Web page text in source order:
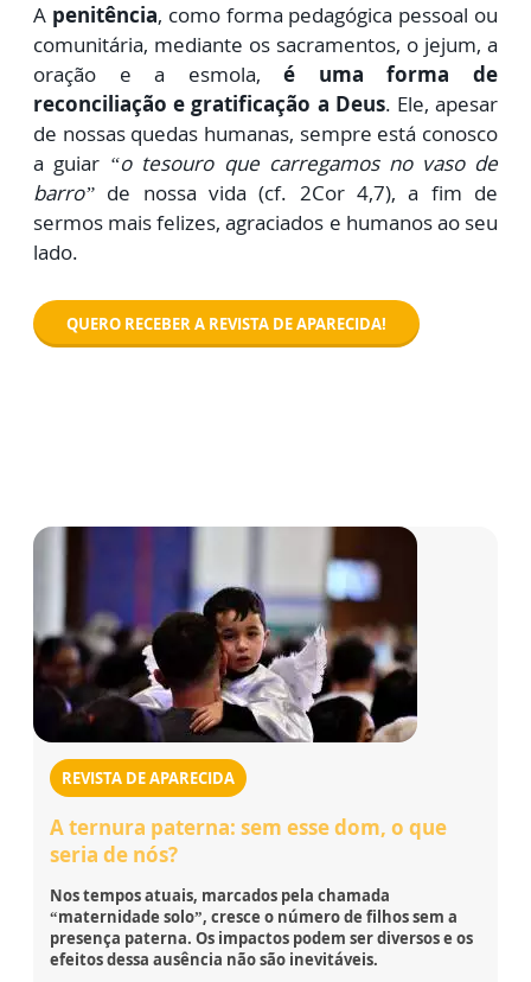
A penitência, como forma pedagógica pessoal ou
comunitária, mediante os sacramentos, o jejum, a
oração e a esmola,é uma forma de
reconciliação e gratificação a Deus. Ele, apesar
de nossas quedas humanas, sempre está conosco
a guiar “o tesouro que carregamos no vaso de
barro” de nossa vida (cf. 2Cor 4,7), a fim de
sermos mais felizes, agraciados e humanos ao seu
lado.
QUERO RECEBER A REVISTA DE APARECIDA!
REVISTA DE APARECIDA
A ternura paterna: sem esse dom, o que
seria de nós?
Nos tempos atuais, marcados pela chamada
“maternidade solo”, cresce o número de filhos sem a
presença paterna. Os impactos podem ser diversos e os
efeitos dessa ausência não são inevitáveis.